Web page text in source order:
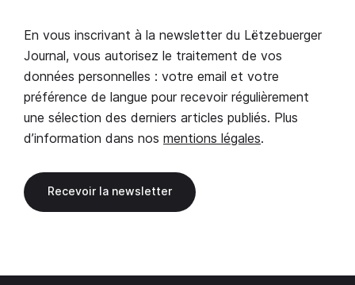
En vous inscrivant à la newsletter du Lëtzebuerger
Journal, vous autorisez le traitement de vos
données personnelles : votre email et votre
préférence de langue pour recevoir régulièrement
une sélection des derniers articles publiés. Plus
d’information dans nos mentions légales.